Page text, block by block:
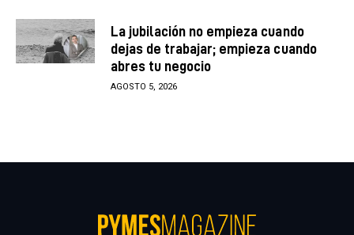
La jubilación no empieza cuando
dejas de trabajar; empieza cuando
abres tu negocio
AGOSTO 5, 2026